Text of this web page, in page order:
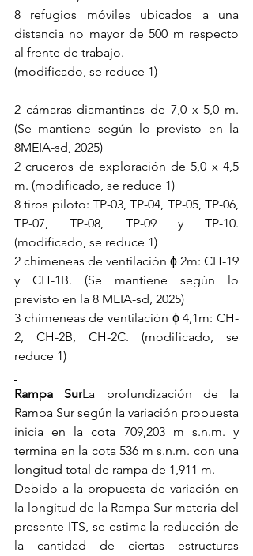
8 refugios móviles ubicados a una
distancia no mayor de 500 m respecto
al frente de trabajo.
(modificado, se reduce 1)
2 cámaras diamantinas de 7,0 x 5,0 m.
(Se mantiene según lo previsto en la
8MEIA-sd, 2025)
2 cruceros de exploración de 5,0 x 4,5
m. (modificado, se reduce 1)
8 tiros piloto: TP-03, TP-04, TP-05, TP-06,
TP-07, TP-08, TP-09 y TP-10.
(modificado, se reduce 1)
2 chimeneas de ventilación ɸ 2m: CH-19
y CH-1B. (Se mantiene según lo
previsto en la 8 MEIA-sd, 2025)
3 chimeneas de ventilación ɸ 4,1m: CH-
2, CH-2B, CH-2C. (modificado, se
reduce 1)
Rampa SurLa profundización de la
Rampa Sur según la variación propuesta
inicia en la cota 709,203 m s.n.m. y
termina en la cota 536 m s.n.m. con una
longitud total de rampa de 1,911 m.
Debido a la propuesta de variación en
la longitud de la Rampa Sur materia del
presente ITS, se estima la reducción de
la cantidad de ciertas estructuras